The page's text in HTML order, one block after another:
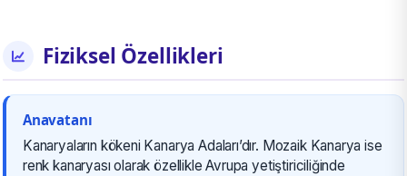
Fiziksel Özellikleri
Anavatanı
Kanaryaların kökeni Kanarya Adaları’dır. Mozaik Kanarya ise
renk kanaryası olarak özellikle Avrupa yetiştiriciliğinde